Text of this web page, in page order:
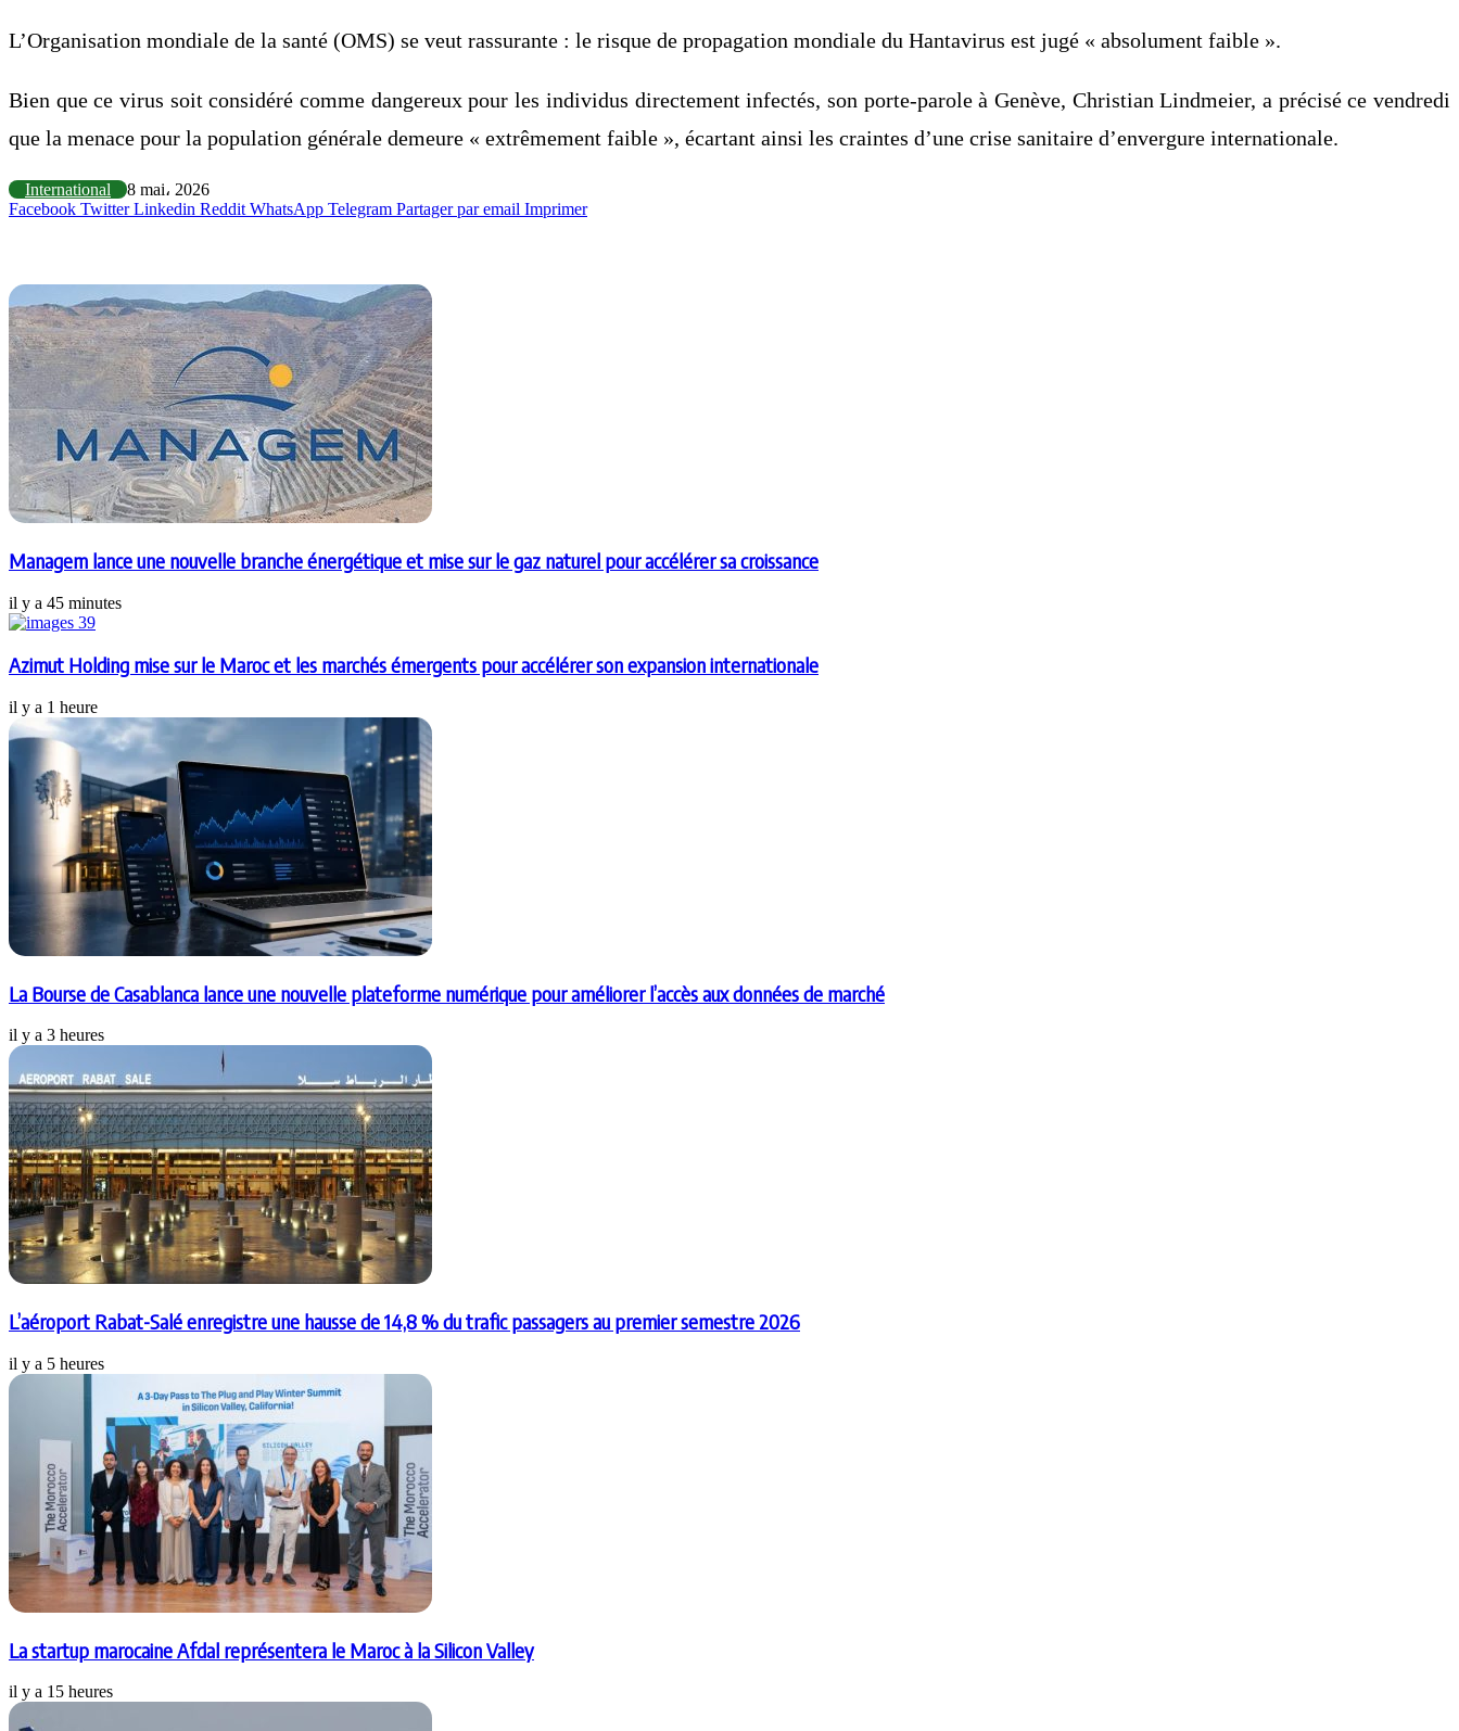
L’Organisation mondiale de la santé (OMS) se veut rassurante : le risque de propagation mondiale du Hantavirus est jugé « absolument faible ».
Bien que ce virus soit considéré comme dangereux pour les individus directement infectés, son porte-parole à Genève, Christian Lindmeier, a précisé ce vendredi
que la menace pour la population générale demeure « extrêmement faible », écartant ainsi les craintes d’une crise sanitaire d’envergure internationale.
International
8 mai، 2026
Facebook Twitter Linkedin Reddit WhatsApp Telegram Partager par email Imprimer
Managem lance une nouvelle branche énergétique et mise sur le gaz naturel pour accélérer sa croissance
il y a 45 minutes
Azimut Holding mise sur le Maroc et les marchés émergents pour accélérer son expansion internationale
il y a 1 heure
La Bourse de Casablanca lance une nouvelle plateforme numérique pour améliorer l’accès aux données de marché
il y a 3 heures
L’aéroport Rabat-Salé enregistre une hausse de 14,8 % du trafic passagers au premier semestre 2026
il y a 5 heures
La startup marocaine Afdal représentera le Maroc à la Silicon Valley
il y a 15 heures